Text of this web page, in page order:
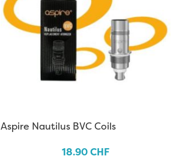
Aspire Nautilus BVC Coils
18.90CHF